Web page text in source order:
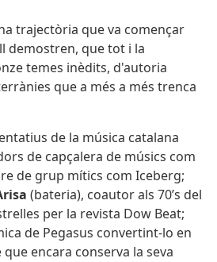
trajectòria que va començar
demostren, que tot i la
temes inèdits, d'autoria
que a més a més trenca
de la música catalana
de capçalera de músics com
de grup mítics com Iceberg;
(bateria), coautor als 70’s del
per la revista Dow Beat;
de Pegasus convertint-lo en
encara conserva la seva